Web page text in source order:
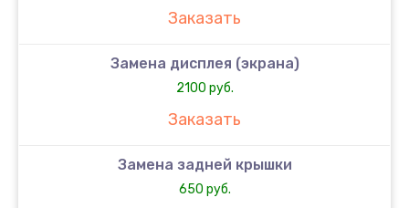
Заказать
Замена дисплея (экрана)
2100 руб.
Заказать
Замена задней крышки
650 руб.